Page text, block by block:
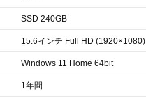
SSD 240GB
15.6インチ Full HD (1920×1080)
Windows 11 Home 64bit
1年間